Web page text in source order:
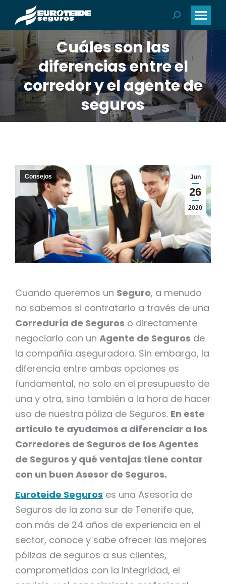
Buscar:
Cuáles son las
diferencias entre el
corredor y el agente de
seguros
Jun
26
2020
Consejos
Cuando queremos un Seguro, a menudo
no sabemos si contratarlo a través de una
Correduría de Seguros o directamente
negociarlo con un Agente de Seguros de
la compañía aseguradora. Sin embargo, la
diferencia entre ambas opciones es
fundamental, no solo en el presupuesto de
una y otra, sino también a la hora de hacer
uso de nuestra póliza de Seguros. En este
articulo te ayudamos a diferenciar a los
Corredores de Seguros de los Agentes
de Seguros y qué ventajas tiene contar
con un buen Asesor de Seguros.
Euroteide Seguros es una Asesoría de
Seguros de la zona sur de Tenerife que,
con más de 24 años de experiencia en el
sector, conoce y sabe ofrecer las mejores
pólizas de seguros a sus clientes,
comprometidos con la integridad, el